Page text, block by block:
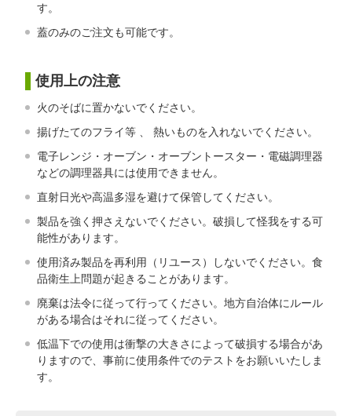
す。
蓋のみのご注文も可能です。
使用上の注意
火のそばに置かないでください。
揚げたてのフライ等 、 熱いものを入れないでください。
電子レンジ・オーブン・オーブントースター・電磁調理器
などの調理器具には使用できません。
直射日光や高温多湿を避けて保管してください。
製品を強く押さえないでください。破損して怪我をする可
能性があります。
使用済み製品を再利用（リユース）しないでください。食
品衛生上問題が起きることがあります。
廃棄は法令に従って行ってください。地方自治体にルール
がある場合はそれに従ってください。
低温下での使用は衝撃の大きさによって破損する場合があ
りますので、事前に使用条件でのテストをお願いいたしま
す。